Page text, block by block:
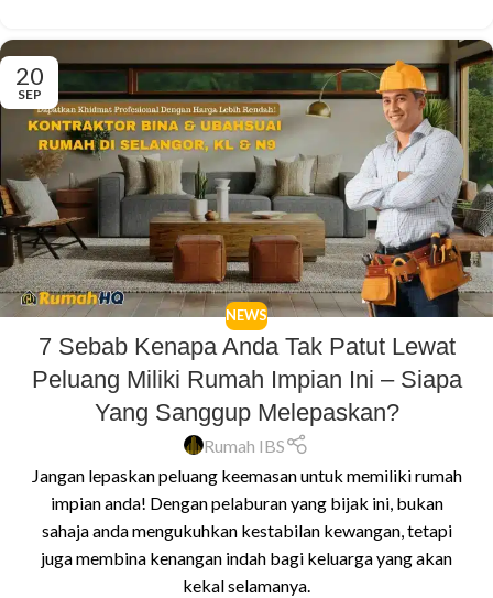
20
SEP
NEWS
7 Sebab Kenapa Anda Tak Patut Lewat
Peluang Miliki Rumah Impian Ini – Siapa
Yang Sanggup Melepaskan?
Rumah IBS
Jangan lepaskan peluang keemasan untuk memiliki rumah
impian anda! Dengan pelaburan yang bijak ini, bukan
sahaja anda mengukuhkan kestabilan kewangan, tetapi
juga membina kenangan indah bagi keluarga yang akan
kekal selamanya.